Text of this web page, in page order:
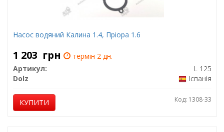
Насос водяний Калина 1.4, Пріора 1.6
1 203 грн
термін 2 дн.
Артикул:
L 125
Dolz
Іспанія
КУПИТИ Код: 1308-33